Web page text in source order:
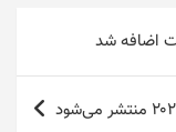
اضافه شد